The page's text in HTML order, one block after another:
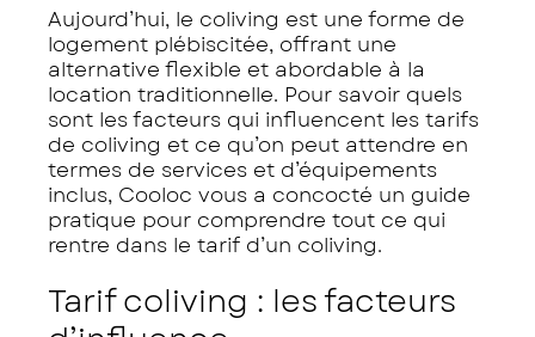
Aujourd’hui, le coliving est une forme de
logement plébiscitée, offrant une
alternative flexible et abordable à la
location traditionnelle. Pour savoir quels
sont les facteurs qui influencent les tarifs
de coliving et ce qu’on peut attendre en
termes de services et d’équipements
inclus, Cooloc vous a concocté un guide
pratique pour comprendre tout ce qui
rentre dans le tarif d’un coliving.
Tarif coliving : les facteurs